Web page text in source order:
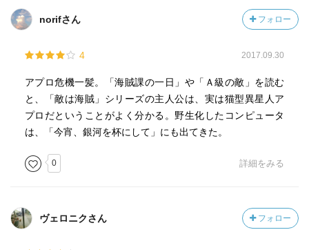
norifさん フォロー
4 2017.09.30
アプロ危機一髪。「海賊課の一日」や「Ａ級の敵」を読む
と、「敵は海賊」シリーズの主人公は、実は猫型異星人ア
プロだということがよく分かる。野生化したコンピュータ
は、「今宵、銀河を杯にして」にも出てきた。
0 詳細をみる
ヴェロニクさん フォロー